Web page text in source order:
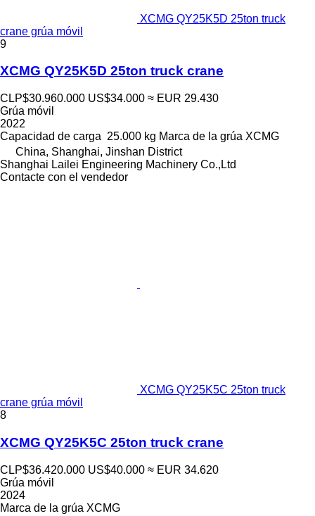
XCMG QY25K5D 25ton truck
crane grúa móvil
9
XCMG QY25K5D 25ton truck crane
CLP$30.960.000 US$34.000 ≈ EUR 29.430
Grúa móvil
2022
Capacidad de carga 25.000 kg Marca de la grúa XCMG
China, Shanghai, Jinshan District
Shanghai Lailei Engineering Machinery Co.,Ltd
Contacte con el vendedor
XCMG QY25K5C 25ton truck
crane grúa móvil
8
XCMG QY25K5C 25ton truck crane
CLP$36.420.000 US$40.000 ≈ EUR 34.620
Grúa móvil
2024
Marca de la grúa XCMG